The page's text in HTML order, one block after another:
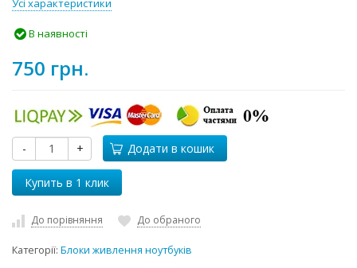
Усі характеристики
В наявності
750 грн.
- + Додати в кошик
До порівняння До обраного
Категорії: Блоки живлення ноутбуків